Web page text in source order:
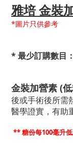
雅培 金裝
* 圖片只供參考
* 最少訂購數目
金裝加營素 (
後或手術後所需
醫學證實，有助
** 糖份每100毫升